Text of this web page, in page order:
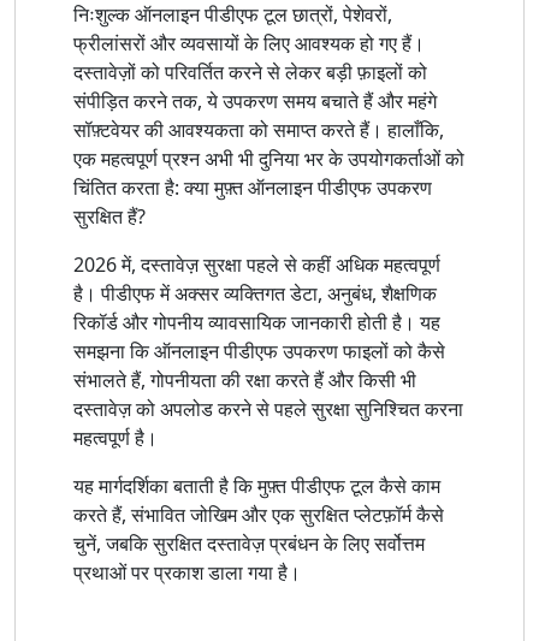
निःशुल्क ऑनलाइन पीडीएफ टूल छात्रों, पेशेवरों,
फ्रीलांसरों और व्यवसायों के लिए आवश्यक हो गए हैं।
दस्तावेज़ों को परिवर्तित करने से लेकर बड़ी फ़ाइलों को
संपीड़ित करने तक, ये उपकरण समय बचाते हैं और महंगे
सॉफ़्टवेयर की आवश्यकता को समाप्त करते हैं। हालाँकि,
एक महत्वपूर्ण प्रश्न अभी भी दुनिया भर के उपयोगकर्ताओं को
चिंतित करता है: क्या मुफ़्त ऑनलाइन पीडीएफ उपकरण
सुरक्षित हैं?
2026 में, दस्तावेज़ सुरक्षा पहले से कहीं अधिक महत्वपूर्ण
है। पीडीएफ में अक्सर व्यक्तिगत डेटा, अनुबंध, शैक्षणिक
रिकॉर्ड और गोपनीय व्यावसायिक जानकारी होती है। यह
समझना कि ऑनलाइन पीडीएफ उपकरण फाइलों को कैसे
संभालते हैं, गोपनीयता की रक्षा करते हैं और किसी भी
दस्तावेज़ को अपलोड करने से पहले सुरक्षा सुनिश्चित करना
महत्वपूर्ण है।
यह मार्गदर्शिका बताती है कि मुफ़्त पीडीएफ टूल कैसे काम
करते हैं, संभावित जोखिम और एक सुरक्षित प्लेटफ़ॉर्म कैसे
चुनें, जबकि सुरक्षित दस्तावेज़ प्रबंधन के लिए सर्वोत्तम
प्रथाओं पर प्रकाश डाला गया है।